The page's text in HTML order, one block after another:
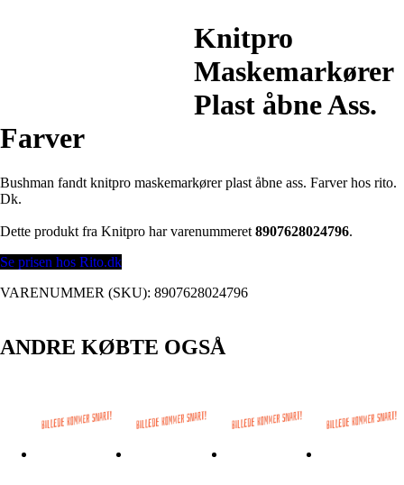
Knitpro
Maskemarkører
Plast åbne Ass.
Farver
Bushman fandt knitpro maskemarkører plast åbne ass. Farver hos rito.
Dk.
Dette produkt fra Knitpro har varenummeret 8907628024796.
Se prisen hos Rito.dk
VARENUMMER (SKU): 8907628024796
ANDRE KØBTE OGSÅ